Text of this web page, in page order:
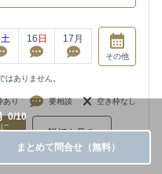
土 16 日 17 月
その他
ありません。
あり 要相談 空き枠なし
詳細を見る
0/10
まとめて問合せ（無料）